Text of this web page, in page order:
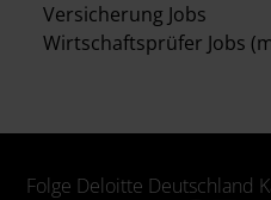
Versicherung Jobs
Wirtschaftsprüfer Jobs
Folge Deloitte Deutschland